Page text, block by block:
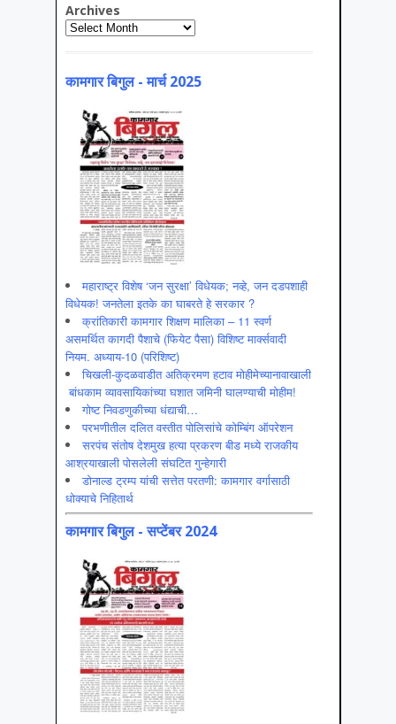
Archives
Archives
कामगार बिगुल - मार्च 2025
महाराष्ट्र विशेष ‘जन सुरक्षा’ विधेयक; नव्हे, जन दडपशाही
विधेयक! जनतेला इतके का घाबरते हे सरकार ?
क्रांतिकारी कामगार शिक्षण मालिका – 11 स्वर्ण
असमर्थित कागदी पैशाचे (फियेट पैसा) विशिष्ट मार्क्सवादी
नियम. अध्याय-10 (परिशिष्ट)
चिखली-कुदळवाडीत अतिक्रमण हटाव मोहीमेच्यानावाखाली
बांधकाम व्यावसायिकांच्या घशात जमिनी घालण्याची मोहीम!
गोष्ट निवडणुकीच्या धंद्याची…
परभणीतील दलित वस्तीत पोलिसांचे कोम्बिंग ऑपरेशन
सरपंच संतोष देशमुख हत्या प्रकरण बीड मध्ये राजकीय
आश्रयाखाली पोसलेली संघटित गुन्हेगारी
डोनाल्ड ट्रम्प यांची सत्तेत परतणी: कामगार वर्गासाठी
धोक्याचे निहितार्थ
कामगार बिगुल - सप्टेंबर 2024